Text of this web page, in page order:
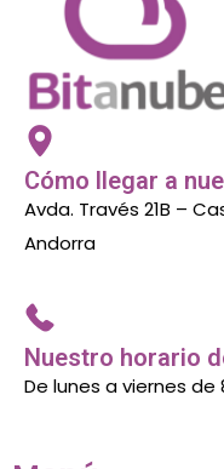
Cómo llegar a
Avda. Través 21B –
Andorra
Nuestro horario
De lunes a viernes de